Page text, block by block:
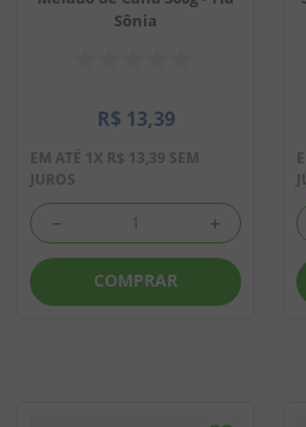
Sônia
R$ 13,39
EM ATÉ 1X R$ 13,39 SEM
JUROS
＋
－
COMPRAR